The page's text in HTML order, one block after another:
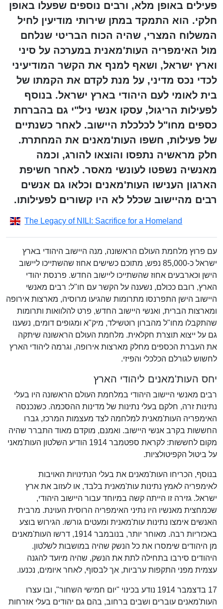
פעילים באופן מלא, ורבים נוספים שפעלו באופן
חלקי. הוא התמקד במתן שירותי מודיעין לחיל
המשלוח המצרי, שהיה הכוח הבריטי שנלחם
מול האימפריה העות'מאנית במערכה על סיני
וארץ ישראל, ושאף למנף את הקשר המודיעיני
לכדי נכס מדיני, על מנת לקדם את הקמתו של
בית לאומי לעם היהודי בארץ ישראל. בנוסף
לפעילות הריגול, עסקו אנשי ניל"י גם בהברחת
כספים מחו"ל לכלכלת היישוב. לאחר כשנתיים
של פעילות, חשפו העות'מאנים את המחתרת.
חלק מראשיה נתפסו והוצאו להורג, וכמה
מאנשיה נשפטו לעונשי מאסר. לאחר חשיפת
הארגון הענישו העות'מאנים וכלאו גם אנשים
רבים מהיישוב שכלל לא היו קשורים לפעילותו.
The Legacy of NILI: Sacrifice for a Homeland
עם פרוץ מלחמת העולם הראשונה, מנה היישוב היהודי בארץ
ישראל כ-85,000 נפש, מתוכם כשישים אחוז שהשתייכו ליישוב
הישן וכארבעים אחוז שהשתייכו ליישוב החדש. פרנסת יהודי
הארץ, רובם ככולם, נשענה על הקשר עם חו"ל: רבים מאנשי
היישוב הישן התפרנסו מתרומות שהגיעו מרוסיה, מארצות אירופה
ומארצות הברית, ואנשי היישוב החדש, פרט להלוואות ותרומות
שהתקבלו מחו"ל מהברון רוטשילד, מיק"א ומגופים דומים, נשענו
גם על ייצוא תוצרת חקלאית. מלחמת העולם הראשונה שיתקה
את העברת הכספים מחלק מארצות אירופה, וגרמה ליהודי הארץ
לחשוש לגורלם הכלכלי והפיזי.
יחס העות'מאנים ליהודי הארץ
רבים מאנשי היישוב היהודי במלחמת העולם הראשונה היו בעלי
נתינות זרה, חלקם בעלי נתינות של מדינות ההסכמה. כשנכנסה
האימפריה העות'מאנית למלחמה לצד מעצמות המרכז, גברו
החששות בקרב אנשי היישוב. ואמנם, מוקדם מאוד התברר שהיה
מקום לחששות: לקראת ספטמבר 1914 הודיע השלטון העות'מאני
על ביטול הקפיטולציות.
בנוסף, הכריחו העות'מאנים את בעלי הנתינויות האויבות
לאימפריה לאמץ נתינות עות'מאנית בלבד, או לעזוב את ארץ
ישראל. גזירה זו הייתה קשה במיוחד עבור היישוב היהודי,
שכמחצית מאנשיו היו נתיני האימפריה הרוסית העוינת. מרבית
האנשים אימצו נתינות עות'מאנית ומעטים גורשו. הגירוש בוצע
באכזריות רבה. מאוחר יותר, בנובמבר 1914, דרשו העות'מאנים
מן היהודים שימסרו את כל הנשק שהיה במושבות לשלטון.
היהודים סירבו בתחילה לתת את הנשק, שהיה מיועד להגנה
עצמית מפני התקפות ערביות, אך לבסוף, לאחר איומים, נכנעו.
17 בדצמבר 1914 נודע בכינוי "יום חמישי השחור", ובו עצרו
העות'מאנים עוברים ושבים ברחוב, בהם גם יהודים בעלי אזרחות